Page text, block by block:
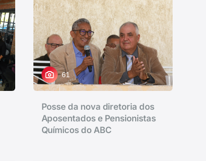
61
Posse da nova diretoria dos
Aposentados e Pensionistas
Químicos do ABC